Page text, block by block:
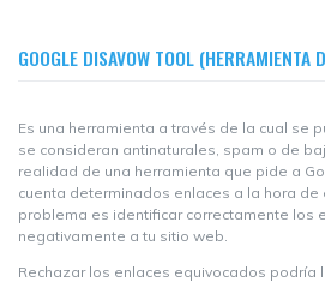
GOOGLE DISAVOW TOOL (HERRAMIENTA
Es una herramienta a través de la cual se
se consideran antinaturales, spam o de
realidad de una herramienta que pide a
cuenta determinados enlaces a la hora de
problema es identificar correctamente los
negativamente a tu sitio web.
Rechazar los enlaces equivocados podría